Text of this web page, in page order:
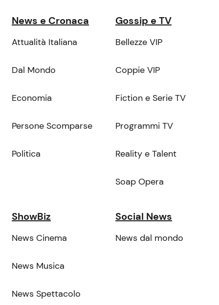
News e Cronaca
Attualità Italiana
Dal Mondo
Economia
Persone Scomparse
Politica
Gossip e TV
Bellezze VIP
Coppie VIP
Fiction e Serie TV
Programmi TV
Reality e Talent
Soap Opera
ShowBiz
News Cinema
News Musica
News Spettacolo
Social News
News dal mondo